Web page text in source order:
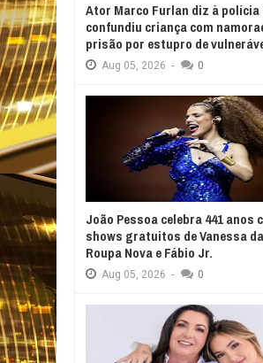
Ator Marco Furlan diz à polícia
confundiu criança com
prisão por estupro de
Aug 05, 2026 - 0
João Pessoa celebra 441 anos
shows gratuitos de Vanessa
Roupa Nova e Fábio Jr.
Aug 05, 2026 - 0